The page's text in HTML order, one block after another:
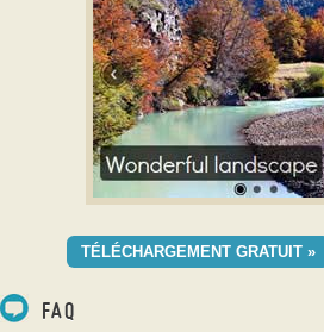
TÉLÉCHARGEMENT GRATUIT »
FAQ